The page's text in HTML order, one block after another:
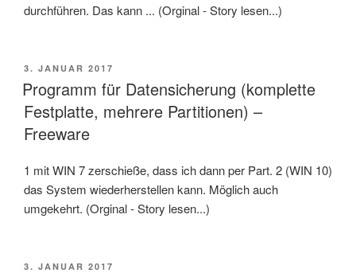
durchführen. Das kann ... (Orginal - Story lesen...)
VERÖFFENTLICHT
AM
3. JANUAR 2017
Programm für Datensicherung (komplette
Festplatte, mehrere Partitionen) –
Freeware
1 mit WIN 7 zerschieße, dass ich dann per Part. 2 (WIN 10)
das System wiederherstellen kann. Möglich auch
umgekehrt. (Orginal - Story lesen...)
VERÖFFENTLICHT
3. JANUAR 2017